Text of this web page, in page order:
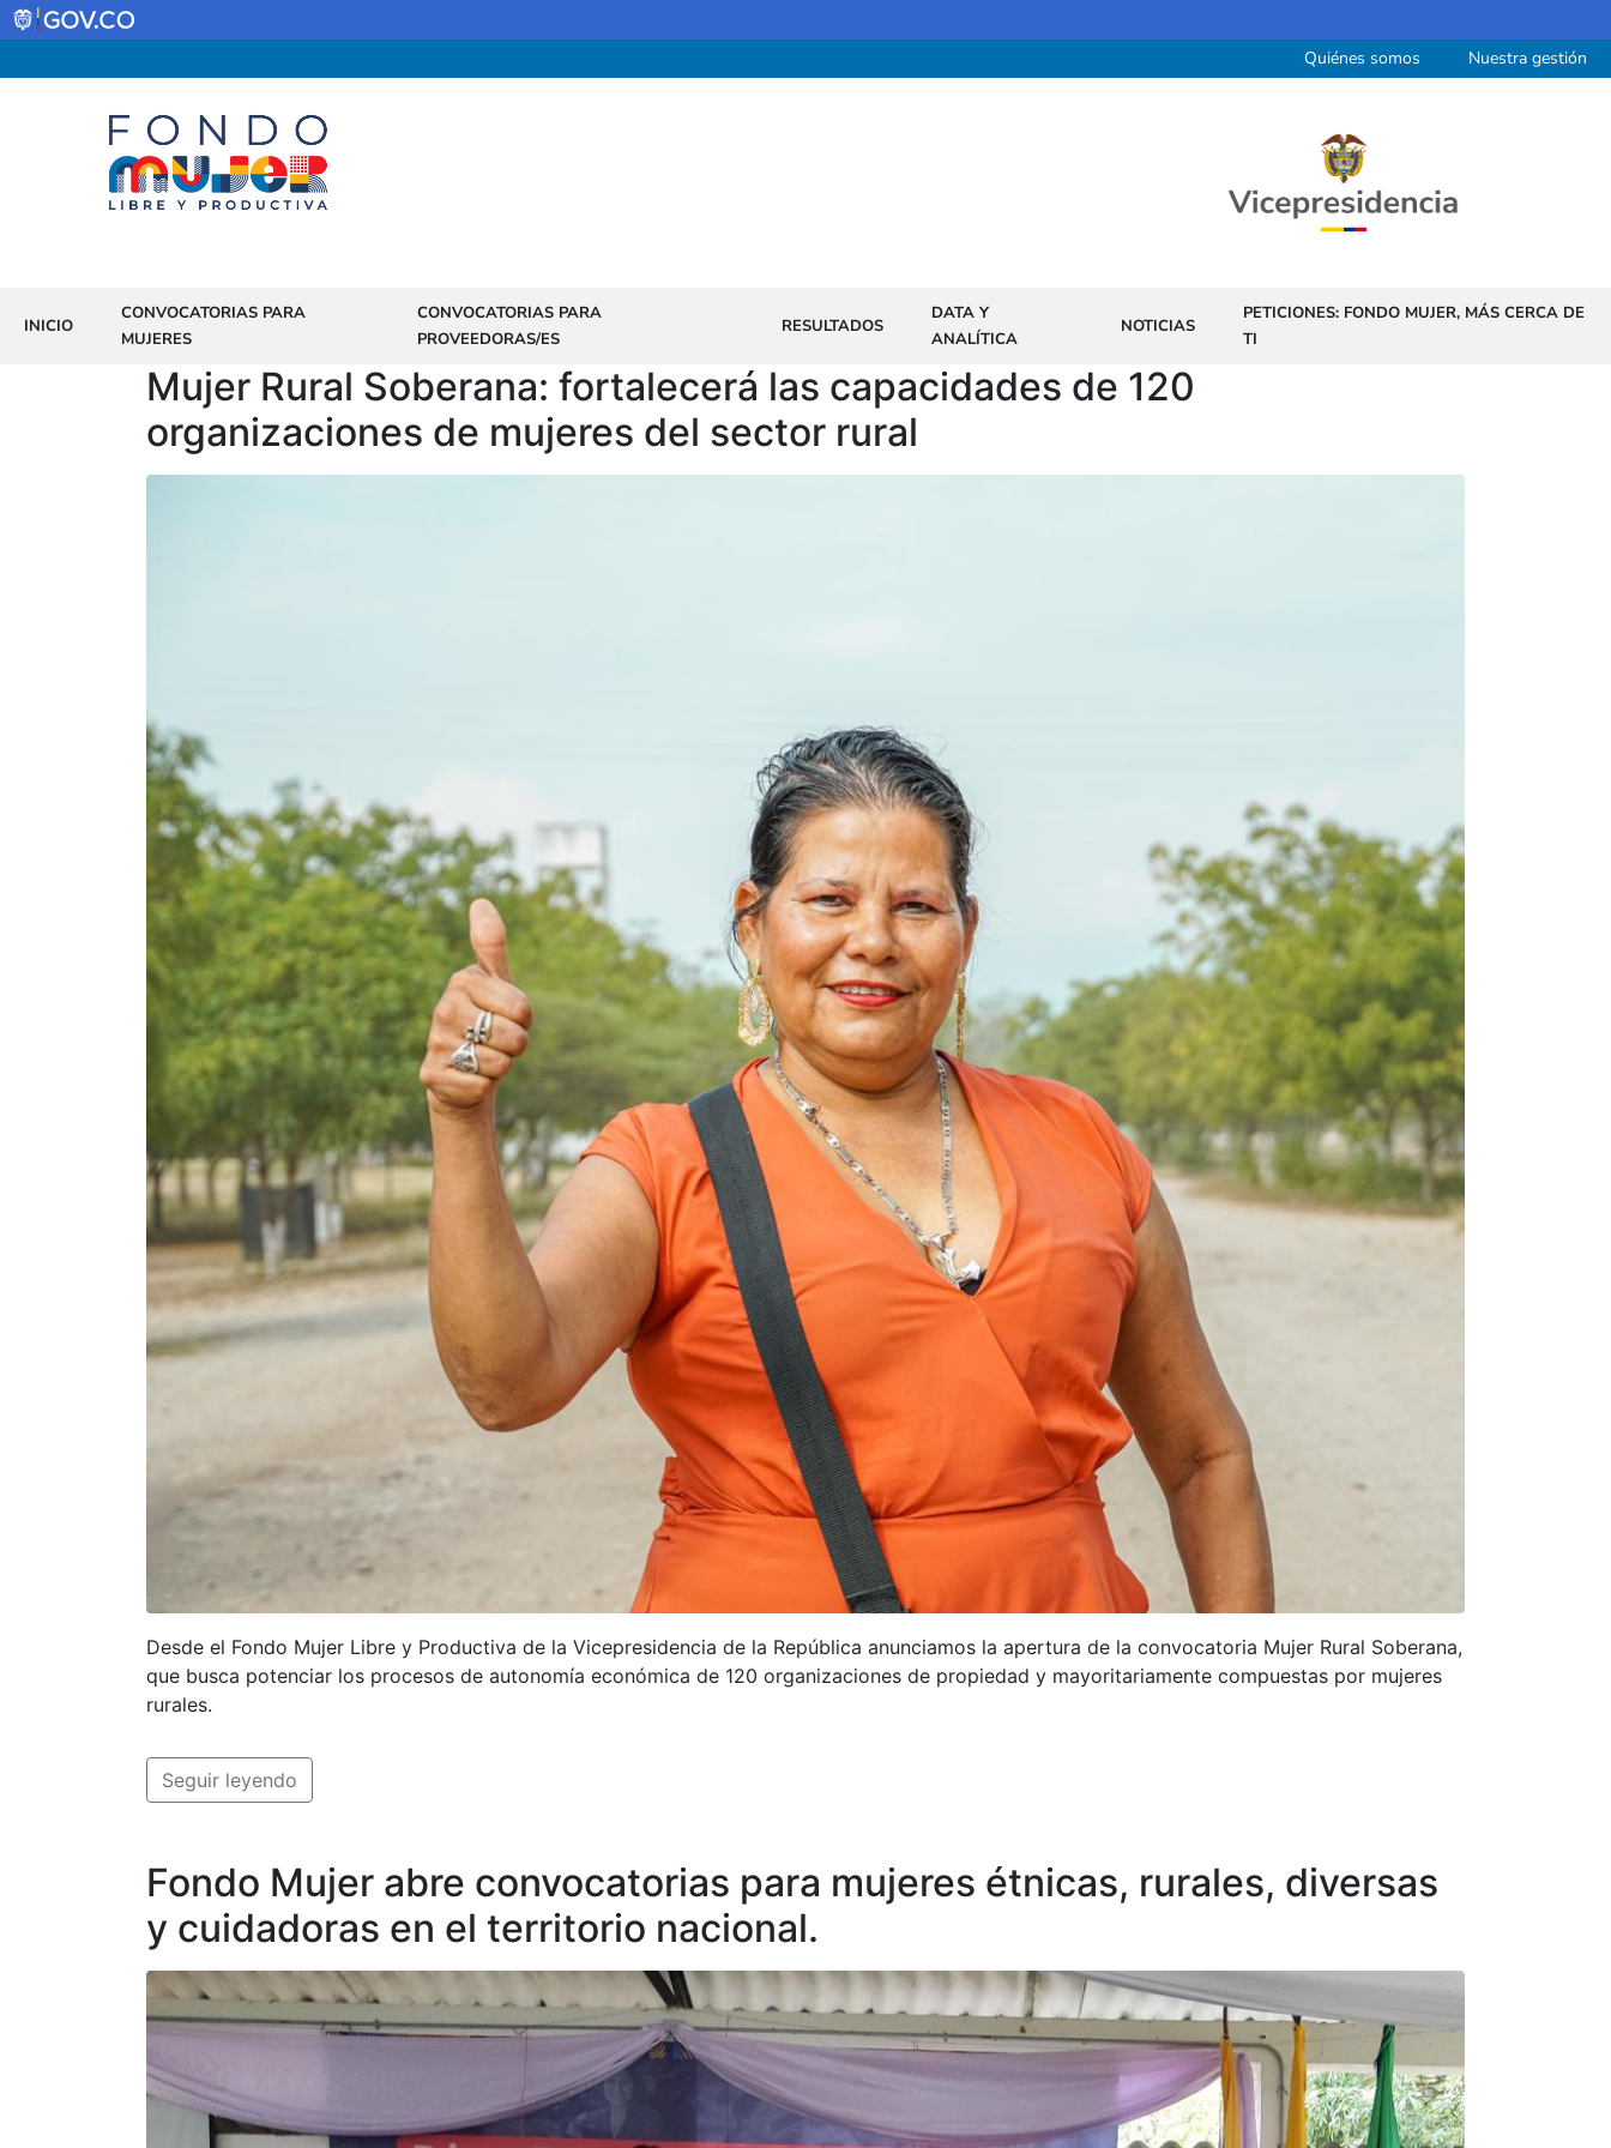
Quiénes somos Nuestra gestión
INICIO
CONVOCATORIAS PARA
MUJERES
CONVOCATORIAS PARA
PROVEEDORAS/ES
RESULTADOS
DATA Y
ANALÍTICA
NOTICIAS
PETICIONES: FONDO MUJER, MÁS CERCA DE
TI
Mujer Rural Soberana: fortalecerá las capacidades de 120
organizaciones de mujeres del sector rural
Desde el Fondo Mujer Libre y Productiva de la Vicepresidencia de la República anunciamos la apertura de la convocatoria Mujer Rural Soberana,
que busca potenciar los procesos de autonomía económica de 120 organizaciones de propiedad y mayoritariamente compuestas por mujeres
rurales.
Seguir leyendo
Fondo Mujer abre convocatorias para mujeres étnicas, rurales, diversas
y cuidadoras en el territorio nacional.
Canales de servicio
Peticiones, Quejas,
Reclamos, Sugerencias,
Denuncias y Felicitaciones
(PQRSDF)
Whatsapp:
300 9163936 @fondomujer